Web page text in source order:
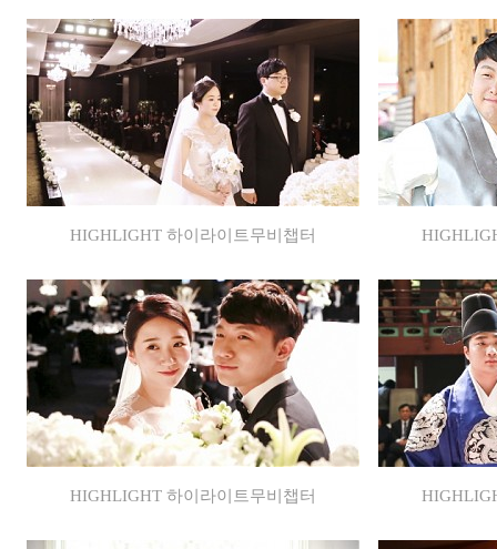
HIGHLIGHT 하이라이트무비챕터
HIGHLIGHT 하이라이트무비챕터